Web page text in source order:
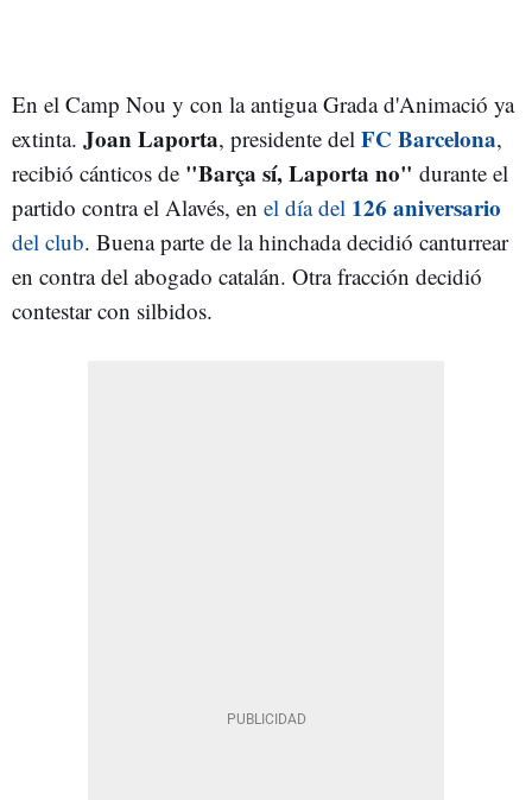
En el Camp Nou y con la antigua Grada d'Animació ya
extinta. Joan Laporta, presidente del FC Barcelona,
recibió cánticos de "Barça sí, Laporta no" durante el
partido contra el Alavés, en el día del 126 aniversario
del club. Buena parte de la hinchada decidió canturrear
en contra del abogado catalán. Otra fracción decidió
contestar con silbidos.